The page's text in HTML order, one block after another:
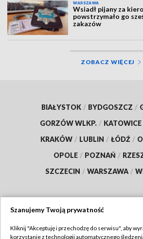
WARSZAWA
Wsiadł pijany za
powstrzymało go
zakazów
ZOBACZ WIĘCEJ
BIAŁYSTOK / BYDGOSZCZ /
GORZÓW WLKP. / KATOWICE
KRAKÓW / LUBLIN / ŁÓDŹ /
OPOLE / POZNAŃ /
SZCZECIN / WARSZAWA /
Szanujemy Twoją prywatność
Kliknij "Akceptuję i przechodzę do serwisu", aby
korzystanie z technologii automatycznego